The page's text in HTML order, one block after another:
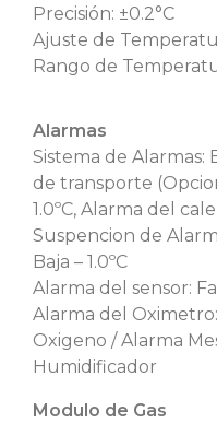
Precisión: ±0.2°C
Ajuste de
Rango de
Alarmas
Sistema de Alarmas:
de transporte
1.0ºC, Alarma del
Suspencion de
Baja – 1.0ºC
Alarma del sensor:
Alarma del
Oxigeno / Alarma
Humidificador
Modulo de Gas